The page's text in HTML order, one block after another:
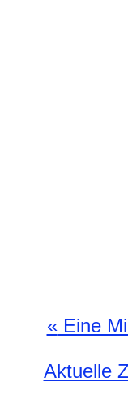
«Eine
Aktuelle